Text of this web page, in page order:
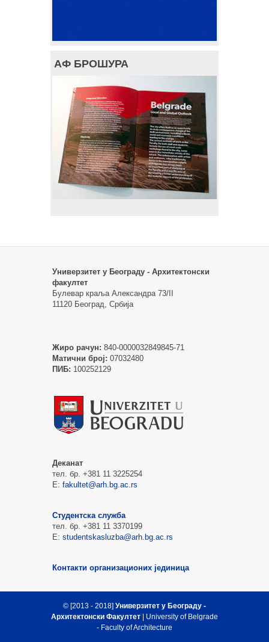
АФ БРОШУРА
Универзитет у Београду - Архитектонски
факултет
Булевар краља Александра 73/II
11120 Београд, Србија
Жиро рачун: 840-0000032849845-71
Матични број: 07032480
ПИБ: 100252129
Деканат
тел. бр. +381 11 3225254
Е: fakultet@arh.bg.ac.rs
Студентска служба
тел. бр. +381 11 3370199
Е: studentskasluzba@arh.bg.ac.rs
Контакти организационих јединица
© [2013 - 2018] Универзитет у Београду -
Архитектонски Факултет | University of Belgrade
- Faculty of Architecture